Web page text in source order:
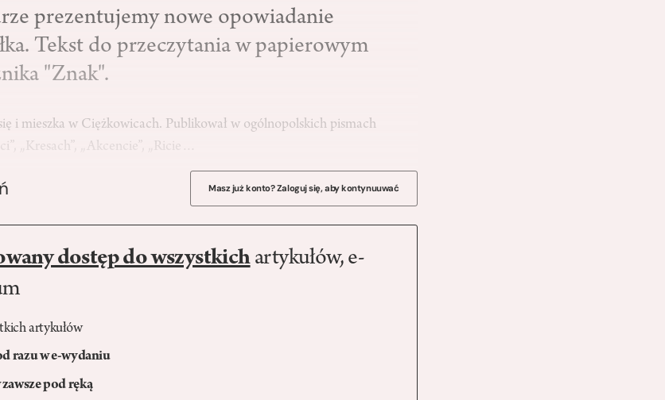
prezentujemy nowe opowiadanie
Tekst do przeczytania w papierowym
"Znak".
i mieszka w Ciężkowicach. Publikował w ogólnopolskich pismach
„Kresach”, „Akcencie”, „Ricie…
Masz już konto? Zaloguj się, aby kontynuuwać
dostęp do wszystkichartykułów, e-
artykułów
razu w e-wydaniu
pod ręką